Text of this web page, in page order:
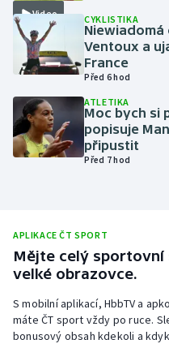
Motorsport
Olympijské hry
Parasport
Plavání
Rychlobruslení
Short track
Video CYKLISTIKA
Ventoux a
France
Před 6 hod
ATLETIKA
Moc bych si
popisuje
připustit
Před 7 hod
APLIKACE ČT SPORT
Mějte celý sportovní
velké obrazovce.
S mobilní aplikací, HbbTV a
máte ČT sport vždy po ruce.
bonusový obsah kdekoli a